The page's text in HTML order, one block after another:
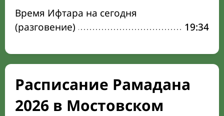
Время Ифтара на сегодня
(разговение)
19:34
Расписание Рамадана
2026 в Мостовском